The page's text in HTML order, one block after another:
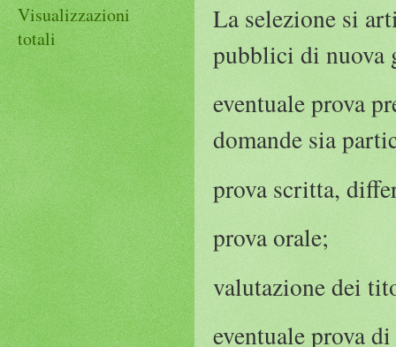
La selezione si
pubblici di nuova
eventuale prova
domande sia
prova scritta,
prova orale;
valutazione dei
eventuale prova
Visualizzazioni
totali